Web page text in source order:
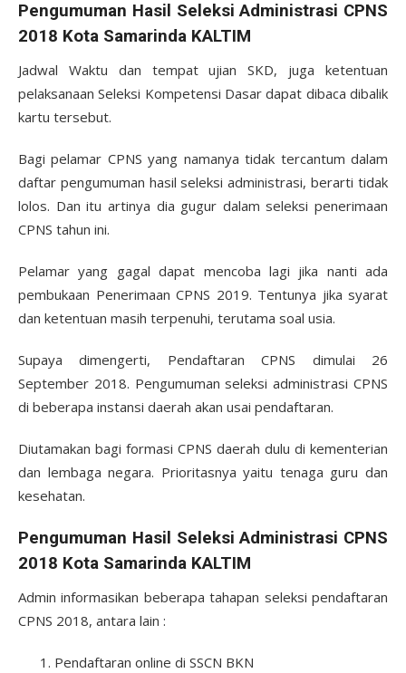
Pengumuman Hasil Seleksi Administrasi CPNS
2018 Kota Samarinda KALTIM
Jadwal Waktu dan tempat ujian SKD, juga ketentuan
pelaksanaan Seleksi Kompetensi Dasar dapat dibaca dibalik
kartu tersebut.
Bagi pelamar CPNS yang namanya tidak tercantum dalam
daftar pengumuman hasil seleksi administrasi, berarti tidak
lolos. Dan itu artinya dia gugur dalam seleksi penerimaan
CPNS tahun ini.
Pelamar yang gagal dapat mencoba lagi jika nanti ada
pembukaan Penerimaan CPNS 2019. Tentunya jika syarat
dan ketentuan masih terpenuhi, terutama soal usia.
Supaya dimengerti, Pendaftaran CPNS dimulai 26
September 2018. Pengumuman seleksi administrasi CPNS
di beberapa instansi daerah akan usai pendaftaran.
Diutamakan bagi formasi CPNS daerah dulu di kementerian
dan lembaga negara. Prioritasnya yaitu tenaga guru dan
kesehatan.
Pengumuman Hasil Seleksi Administrasi CPNS
2018 Kota Samarinda KALTIM
Admin informasikan beberapa tahapan seleksi pendaftaran
CPNS 2018, antara lain :
Pendaftaran online di SSCN BKN